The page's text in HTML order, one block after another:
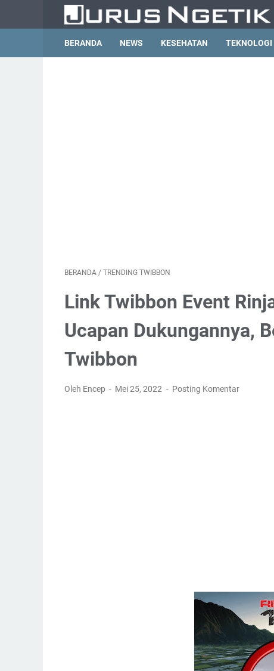
BERANDA NEWS KESEHATAN TEKNOLOGI
BERANDA / TRENDING TWIBBON
Link Twibbon Event
Ucapan Dukungannya,
Twibbon
Oleh Encep Mei 25, 2022 Posting Komentar